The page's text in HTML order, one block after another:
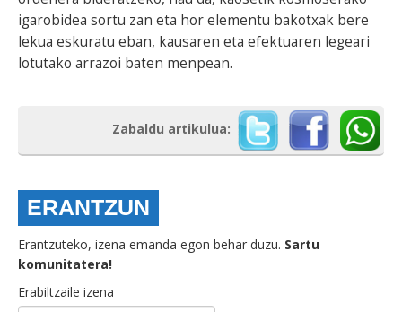
igarobidea sortu zan eta hor elementu bakotxak bere
lekua eskuratu eban, kausaren eta efektuaren legeari
lotutako arrazoi baten menpean.
Zabaldu artikulua:
ERANTZUN
Erantzuteko, izena emanda egon behar duzu. Sartu
komunitatera!
Erabiltzaile izena